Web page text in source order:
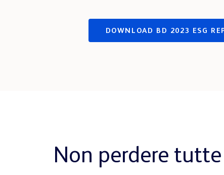
DOWNLOAD BD 2023 ESG
Non perdere